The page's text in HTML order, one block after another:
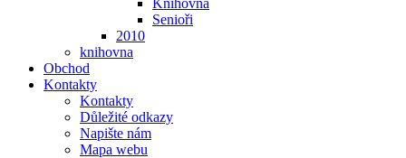
Knihovna
Senioři
2010
knihovna
Obchod
Kontakty
Kontakty
Důležité odkazy
Napište nám
Mapa webu